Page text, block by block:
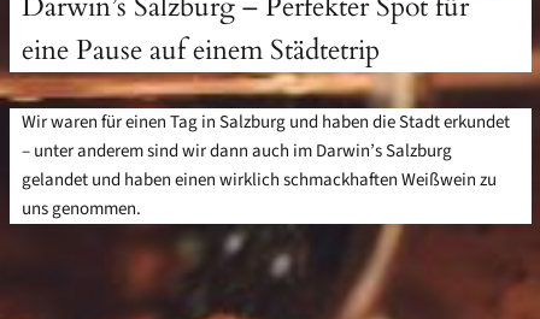
eine Pause auf einem Städtetrip
Wir waren für einen Tag in Salzburg und haben die Stadt erkundet
– unter anderem sind wir dann auch im Darwin’s Salzburg
gelandet und haben einen wirklich schmackhaften Weißwein zu
uns genommen.